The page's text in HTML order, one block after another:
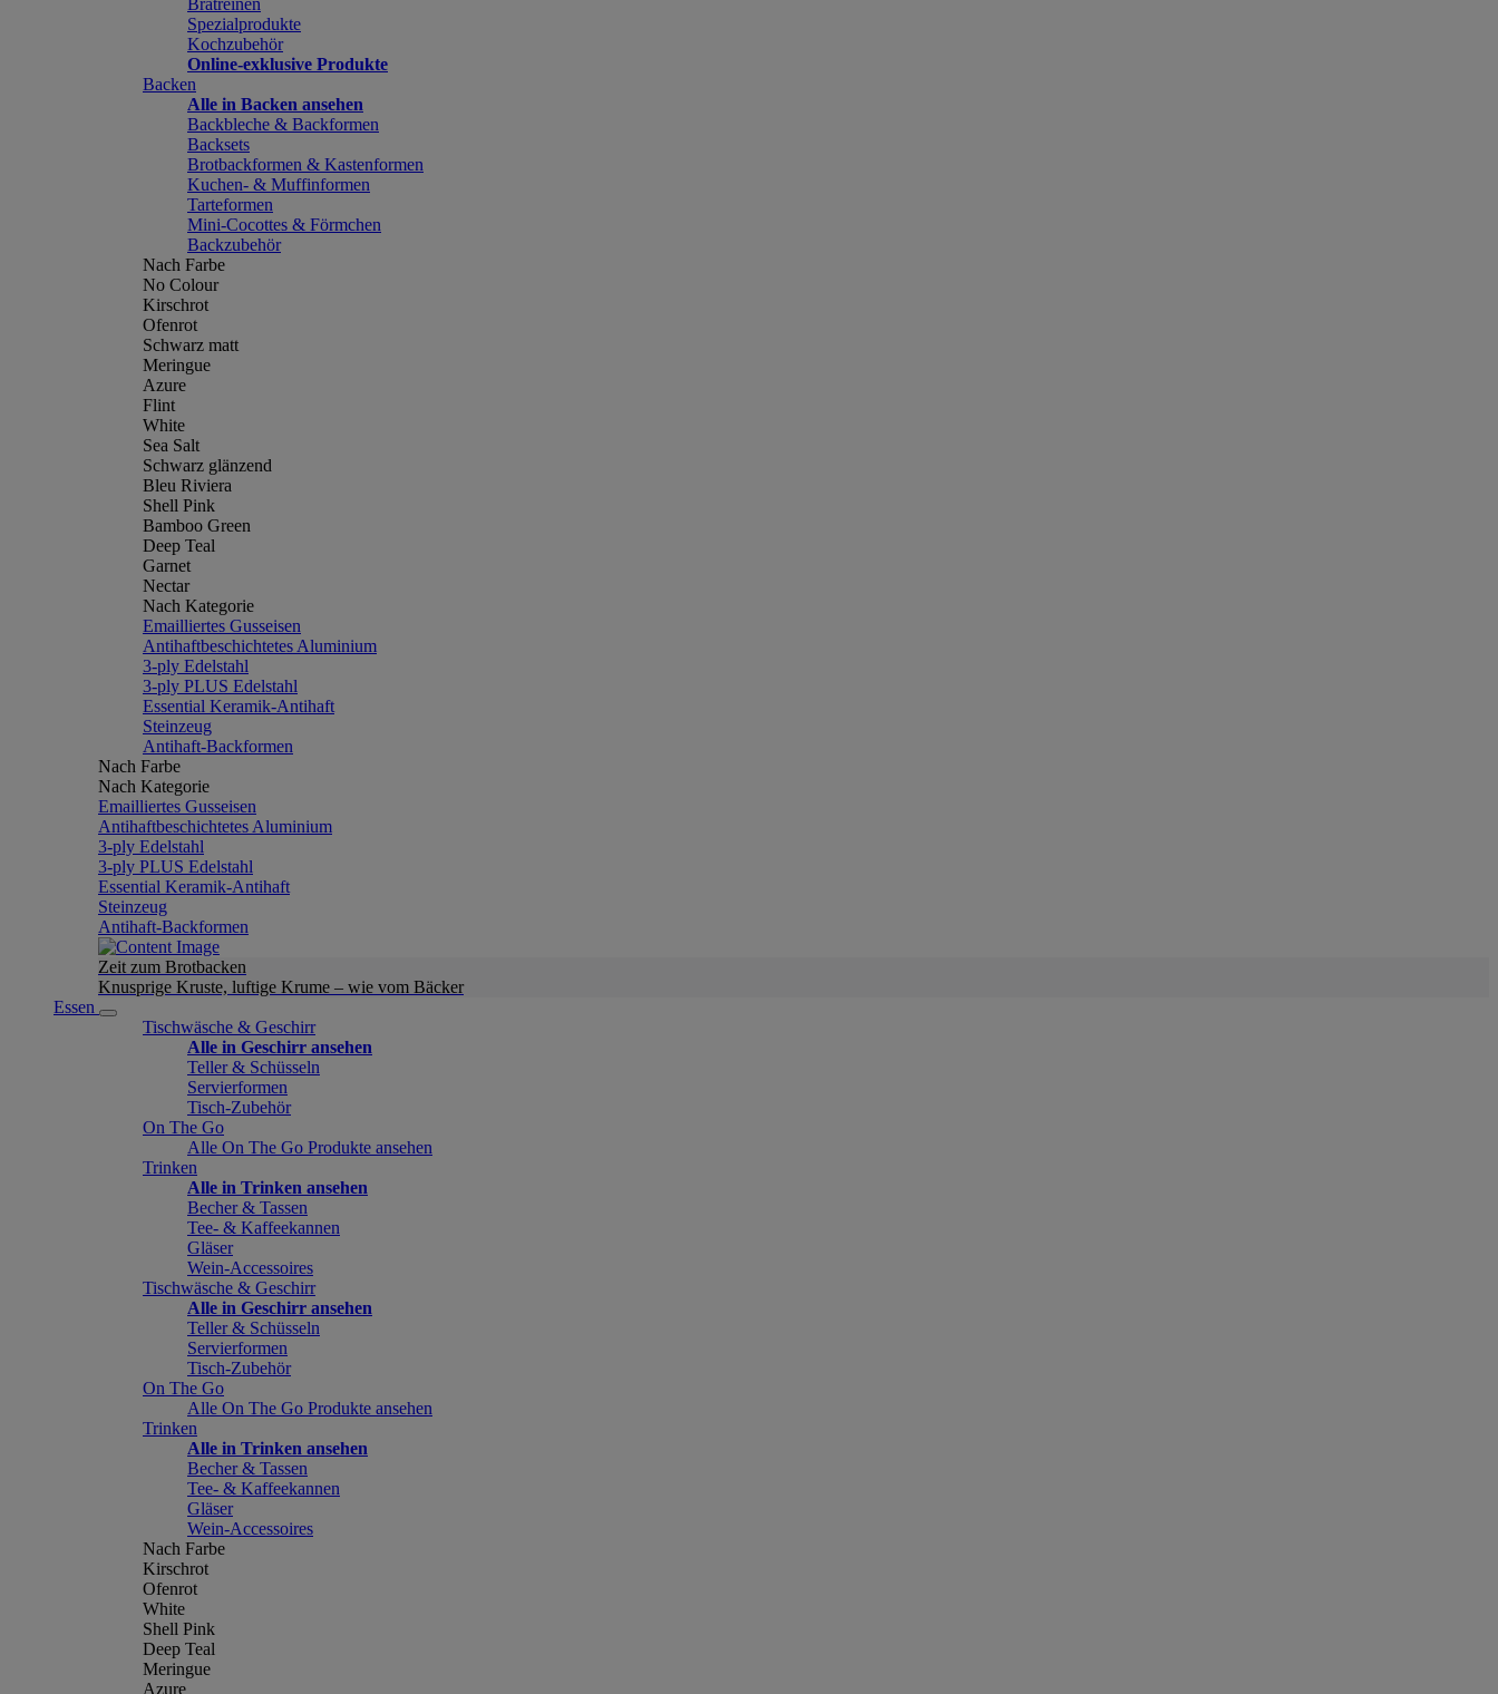
Bratreinen
Spezialprodukte
Kochzubehör
Online-exklusive Produkte
Backen
Alle in Backen ansehen
Backbleche & Backformen
Backsets
Brotbackformen & Kastenformen
Kuchen- & Muffinformen
Tarteformen
Mini-Cocottes & Förmchen
Backzubehör
Nach Farbe
No Colour
Kirschrot
Ofenrot
Schwarz matt
Meringue
Azure
Flint
White
Sea Salt
Schwarz glänzend
Bleu Riviera
Shell Pink
Bamboo Green
Deep Teal
Garnet
Nectar
Nach Kategorie
Emailliertes Gusseisen
Antihaftbeschichtetes Aluminium
3-ply Edelstahl
3-ply PLUS Edelstahl
Essential Keramik-Antihaft
Steinzeug
Antihaft-Backformen
Nach Farbe
Nach Kategorie
Emailliertes Gusseisen
Antihaftbeschichtetes Aluminium
3-ply Edelstahl
3-ply PLUS Edelstahl
Essential Keramik-Antihaft
Steinzeug
Antihaft-Backformen
Zeit zum Brotbacken
Knusprige Kruste, luftige Krume – wie vom Bäcker
Essen
Tischwäsche & Geschirr
Alle in Geschirr ansehen
Teller & Schüsseln
Servierformen
Tisch-Zubehör
On The Go
Alle On The Go Produkte ansehen
Trinken
Alle in Trinken ansehen
Becher & Tassen
Tee- & Kaffeekannen
Gläser
Wein-Accessoires
Tischwäsche & Geschirr
Alle in Geschirr ansehen
Teller & Schüsseln
Servierformen
Tisch-Zubehör
On The Go
Alle On The Go Produkte ansehen
Trinken
Alle in Trinken ansehen
Becher & Tassen
Tee- & Kaffeekannen
Gläser
Wein-Accessoires
Nach Farbe
Kirschrot
Ofenrot
White
Shell Pink
Deep Teal
Meringue
Azure